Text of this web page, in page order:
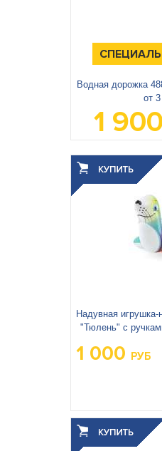
Водная дорожка
от
1
Надувная игрушка-
"Тюлень" с
1 000 РУБ